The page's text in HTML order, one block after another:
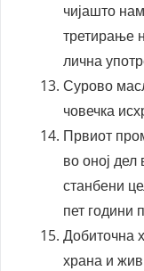
чијашто
третирање
лична
Сурово
човечка
Првиот
во оној дел
станбени
пет години
Добиточна
храна и